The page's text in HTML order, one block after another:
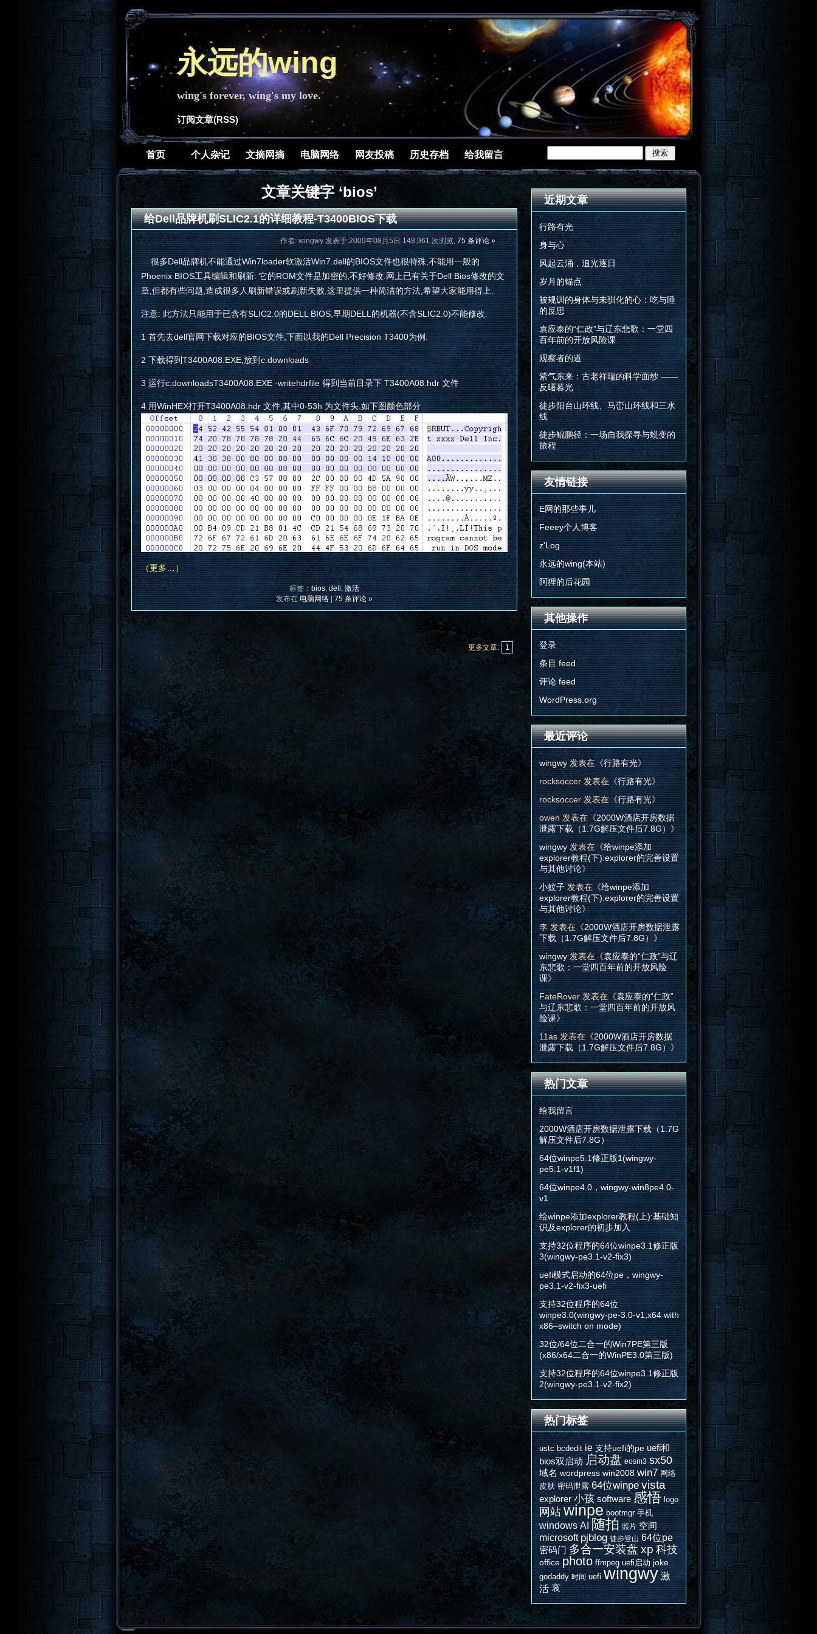
永远的wing
wing's forever, wing's my love.
订阅文章(RSS)
首页 个人杂记 文摘网摘 电脑网络 网友投稿 历史存档 给我留言
文章关键字 ‘bios’
给Dell品牌机刷SLIC2.1的详细教程-T3400BIOS下载
作者: wingwy 发表于:2009年08月5日 148,961 次浏览,75 条评论 »
很多Dell品牌机不能通过Win7loader软激活Win7.dell的BIOS文件也很特殊,不能用一般的
Phoenix BIOS工具编辑和刷新. 它的ROM文件是加密的,不好修改.网上已有关于Dell Bios修改的文
章,但都有些问题,造成很多人刷新错误或刷新失败.这里提供一种简洁的方法,希望大家能用得上.
注意: 此方法只能用于已含有SLIC2.0的DELL BIOS,早期DELL的机器(不含SLIC2.0)不能修改.
1 首先去dell官网下载对应的BIOS文件,下面以我的Dell Precision T3400为例.
2 下载得到T3400A08.EXE,放到c:downloads
3 运行c:downloadsT3400A08.EXE -writehdrfile 得到当前目录下 T3400A08.hdr 文件
4 用WinHEX打开T3400A08.hdr 文件,其中0-53h 为文件头,如下图颜色部分
（更多…）
标签：bios,dell , 激活
发布在 电脑网络| 75 条评论 »
更多文章: 1
近期文章
行路有光
身与心
风起云涌，追光逐日
岁月的锚点
被规训的身体与未驯化的心：吃与睡
的反思
袁应泰的“仁政”与辽东悲歌：一堂四
百年前的开放风险课
观察者的道
紫气东来：古老祥瑞的科学面纱 ——
反曙暮光
徒步阳台山环线、马峦山环线和三水
线
徒步鲲鹏径：一场自我探寻与蜕变的
旅程
友情链接
E网的那些事儿
Feeey个人博客
z'Log
永远的wing(本站)
阿狸的后花园
其他操作
登录
条目 feed
评论 feed
WordPress.org
最近评论
wingwy发表在《行路有光》
rocksoccer发表在《行路有光》
rocksoccer发表在《行路有光》
owen 发表在《2000W酒店开房数据
泄露下载（1.7G解压文件后7.8G） 》
wingwy发表在《给winpe添加
explorer教程(下):explorer的完善设置
与其他讨论》
小蚊子发表在《给winpe添加
explorer教程(下):explorer的完善设置
与其他讨论》
李发表在《2000W酒店开房数据泄露
下载（1.7G解压文件后7.8G） 》
wingwy发表在《袁应泰的“仁政”与辽
东悲歌：一堂四百年前的开放风险
课》
FateRover发表在《袁应泰的“仁政”
与辽东悲歌：一堂四百年前的开放风
险课》
11as发表在《2000W酒店开房数据
泄露下载（1.7G解压文件后7.8G） 》
热门文章
给我留言
2000W酒店开房数据泄露下载（1.7G
解压文件后7.8G）
64位winpe5.1修正版1(wingwy-
pe5.1-v1f1)
64位winpe4.0，wingwy-win8pe4.0-
v1
给winpe添加explorer教程(上):基础知
识及explorer的初步加入
支持32位程序的64位winpe3.1修正版
3(wingwy-pe3.1-v2-fix3)
uefi模式启动的64位pe，wingwy-
pe3.1-v2-fix3-uefi
支持32位程序的64位
winpe3.0(wingwy-pe-3.0-v1,x64 with
x86–switch on mode)
32位/64位二合一的Win7PE第三版
(x86/x64二合一的WinPE3.0第三版)
支持32位程序的64位winpe3.1修正版
2(wingwy-pe3.1-v2-fix2)
热门标签
ustc bcdedit ie 支持uefi的pe uefi和
bios双启动 启动盘 eosm3 sx50
域名 wordpress win2008 win7 网络
皮肤 密码泄露 64位winpe vista
explorer 小孩 software 感悟 logo
网站 winpe bootmgr 手机
windows AI 随拍 照片 空间
microsoft pjblog 徒步登山 64位pe
密码门 多合一安装盘 xp 科技
office photo ffmpeg uefi启动 joke
godaddy 时间 uefi wingwy 激
活 哀